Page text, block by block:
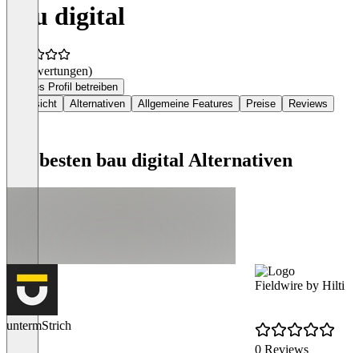
bau digital
(0 Bewertungen)
Dieses Profil betreiben
Übersicht
Alternativen Allgemeine Features Preise Reviews
Die besten bau digital Alternativen
untermStrich
Fieldwire by Hilti
0 Reviews